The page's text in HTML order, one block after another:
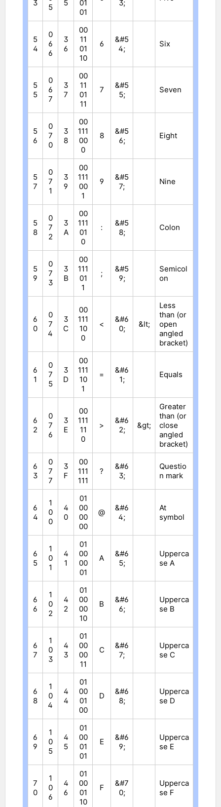
3
5
5
01
01
3;
5
4
0
6
6
3
6
00
11
01
10
6
&#5
4;
Six
5
5
0
6
7
3
7
00
11
01
11
7
&#5
5;
Seven
5
6
0
7
0
3
8
00
111
00
0
8
&#5
6;
Eight
5
7
0
7
1
3
9
00
111
00
1
9
&#5
7;
Nine
5
8
0
7
2
3
A
00
111
01
0
:
&#5
8;
Colon
5
9
0
7
3
3
B
00
111
01
1
;
&#5
9;
Semicol
on
6
0
0
7
4
3
C
00
111
10
0
<
&#6
0;
&lt;
Less
than (or
open
angled
bracket)
6
1
0
7
5
3
D
00
111
10
1
=
&#6
1;
Equals
6
2
0
7
6
3
E
00
111
11
0
>
&#6
2;
&gt;
Greater
than (or
close
angled
bracket)
6
3
0
7
7
3
F
00
111
111
?
&#6
3;
Questio
n mark
6
4
1
0
0
4
0
01
00
00
00
@
&#6
4;
At
symbol
6
5
1
0
1
4
1
01
00
00
01
A
&#6
5;
Upperca
se A
6
6
1
0
2
4
2
01
00
00
10
B
&#6
6;
Upperca
se B
6
7
1
0
3
4
3
01
00
00
11
C
&#6
7;
Upperca
se C
6
8
1
0
4
4
4
01
00
01
00
D
&#6
8;
Upperca
se D
6
9
1
0
5
4
5
01
00
01
01
E
&#6
9;
Upperca
se E
7
0
1
0
6
4
6
01
00
01
10
F
&#7
0;
Upperca
se F